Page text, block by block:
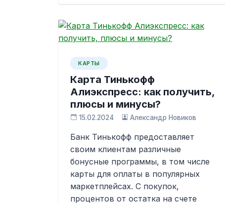
КАРТЫ
Карта Тинькофф
Алиэкспресс: как получить,
плюсы и минусы?
15.02.2024 Александр Новиков
Банк Тинькофф предоставляет
своим клиентам различные
бонусные программы, в том числе
карты для оплаты в популярных
маркетплейсах. С покупок,
процентов от остатка на счете